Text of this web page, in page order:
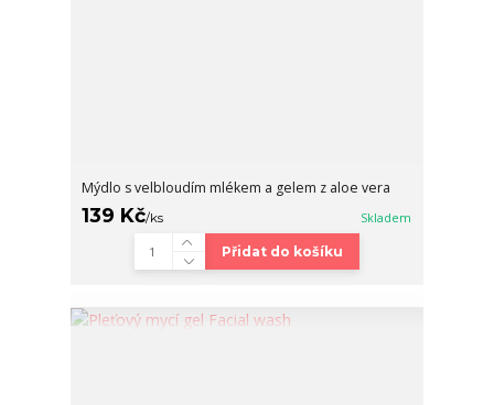
Mýdlo s velbloudím mlékem a gelem z aloe vera
139 Kč/ks Skladem
Přidat do košíku